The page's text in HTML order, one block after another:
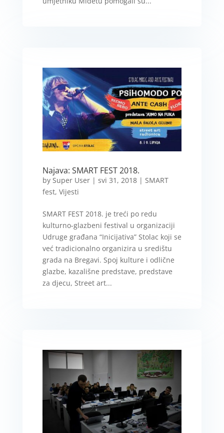
Najava: SMART FEST 2018.
by Super User| svi 31, 2018| SMART
fest, Vijesti
SMART FEST 2018. je treći po redu
kulturno-glazbeni festival u organizaciji
Udruge građana “Inicijativa” Stolac koji se
već tradicionalno organizira u središtu
grada na Bregavi. Spoj kulture i odlične
glazbe, kazališne predstave, predstave
za djecu, Street art...